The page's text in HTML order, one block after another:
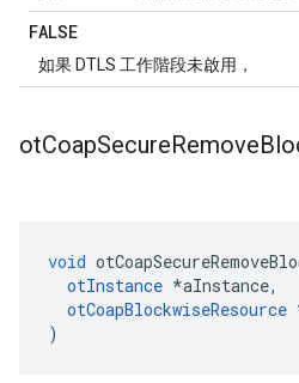
FALSE
如果 DTLS 工作階段未啟用，
otCoapSecureRemove
void
otInstance *aInstance,
otCoapBlockwiseResource
)